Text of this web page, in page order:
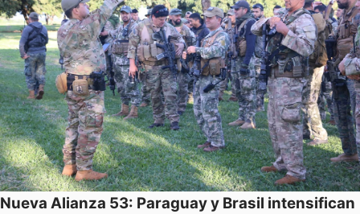
Nueva Alianza 53: Paraguay y Brasil intensifican